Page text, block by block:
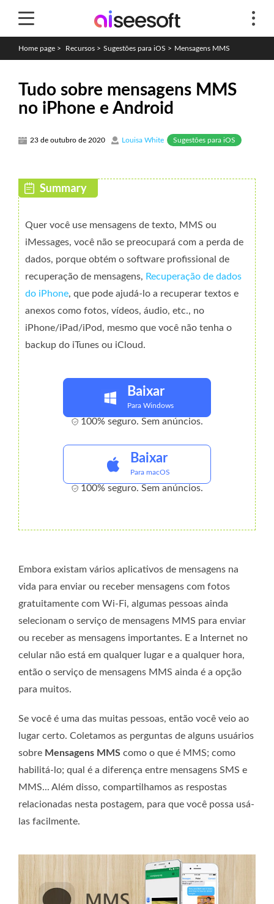
Home page > Recursos > Sugestões para iOS > Mensagens MMS
Tudo sobre mensagens MMS
no iPhone e Android
23 de outubro de 2020 Louisa White Sugestões para iOS
Quer você use mensagens de texto, MMS ou
iMessages, você não se preocupará com a perda de
dados, porque obtém o software profissional de
recuperação de mensagens, Recuperação de dados
do iPhone, que pode ajudá-lo a recuperar textos e
anexos como fotos, vídeos, áudio, etc., no
iPhone/iPad/iPod, mesmo que você não tenha o
backup do iTunes ou iCloud.
Baixar
Para Windows
100% seguro. Sem anúncios.
Baixar
Para macOS
100% seguro. Sem anúncios.
Embora existam vários aplicativos de mensagens na
vida para enviar ou receber mensagens com fotos
gratuitamente com Wi-Fi, algumas pessoas ainda
selecionam o serviço de mensagens MMS para enviar
ou receber as mensagens importantes. E a Internet no
celular não está em qualquer lugar e a qualquer hora,
então o serviço de mensagens MMS ainda é a opção
para muitos.
Se você é uma das muitas pessoas, então você veio ao
lugar certo. Coletamos as perguntas de alguns usuários
sobre Mensagens MMS como o que é MMS; como
habilitá-lo; qual é a diferença entre mensagens SMS e
MMS... Além disso, compartilhamos as respostas
relacionadas nesta postagem, para que você possa usá-
las facilmente.